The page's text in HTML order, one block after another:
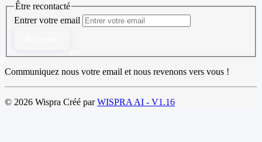
Être recontacté
Entrer votre email
Communiquez nous votre email et nous revenons vers vous !
© 2026 Wispra Créé parWISPRA AI - V1.16